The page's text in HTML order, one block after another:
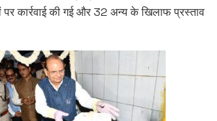
कार्रवाई की गई और 32 अन्य के खिलाफ प्रस्ताव